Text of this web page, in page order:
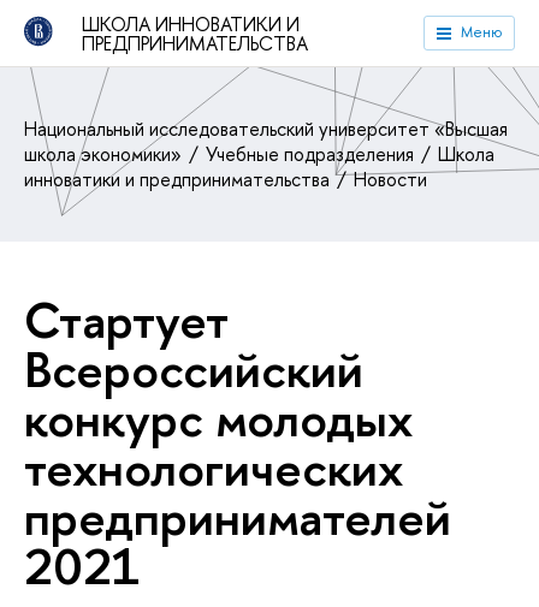
ШКОЛА ИННОВАТИКИ И
ПРЕДПРИНИМАТЕЛЬСТВА Меню
Национальный исследовательский университет «Высшая
школа экономики»
Учебные подразделения
Школа
инноватики и предпринимательства
Новости
Стартует
Всероссийский
конкурс молодых
технологических
предпринимателей
2021